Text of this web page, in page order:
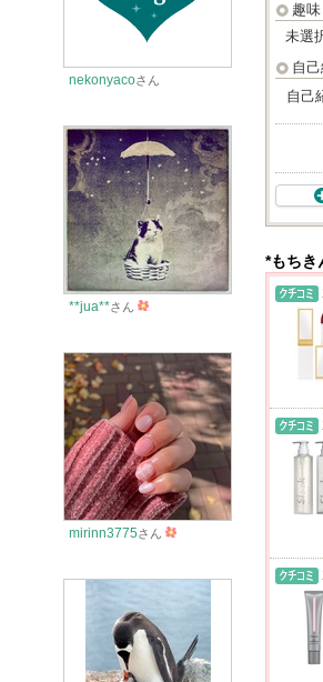
nekonyacoさん
**jua**さん
mirinn3775さん
趣味
未選
自
自己
*もちき